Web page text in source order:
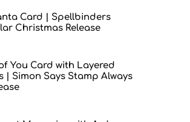
Card | Spellbinders
Christmas Release
You Card with Layered
| Simon Says Stamp Always